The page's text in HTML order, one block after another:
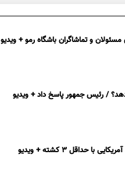
مسئولان و تماشاگران باشگاه رمو + ویدیو
/ رئیس جمهور پاسخ داد + ویدیو
با حداقل ۳ کشته + ویدیو